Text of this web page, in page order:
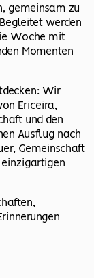
gemeinsam zu
werden
Woche mit
Momenten
Wir
Ericeira,
und den
Ausflug nach
Gemeinschaft
einzigartigen